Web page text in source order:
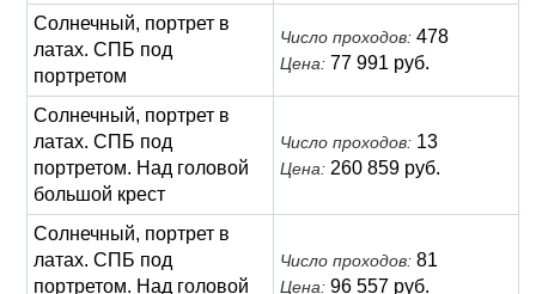
Солнечный, портрет в
латах. СПБ под
портретом
Число проходов: 478
Цена: 77 991 руб.
Солнечный, портрет в
латах. СПБ под
портретом. Над головой
большой крест
Число проходов: 13
Цена: 260 859 руб.
Солнечный, портрет в
латах. СПБ под
портретом. Над головой
Число проходов: 81
Цена: 96 557 руб.